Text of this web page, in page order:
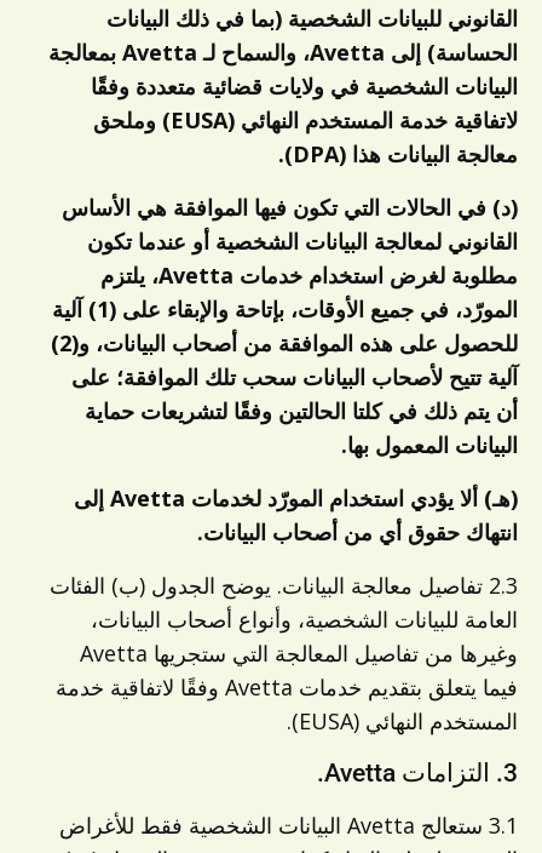
القانوني للبيانات الشخصية (بما في ذلك البيانات
الحساسة) إلى Avetta، والسماح لـ Avetta بمعالجة
البيانات الشخصية في ولايات قضائية متعددة وفقًا
لاتفاقية خدمة المستخدم النهائي (EUSA) وملحق
معالجة البيانات هذا (DPA).
(د) في الحالات التي تكون فيها الموافقة هي الأساس
القانوني لمعالجة البيانات الشخصية أو عندما تكون
مطلوبة لغرض استخدام خدمات Avetta، يلتزم
المورّد، في جميع الأوقات، بإتاحة والإبقاء على (1) آلية
للحصول على هذه الموافقة من أصحاب البيانات، و(2)
آلية تتيح لأصحاب البيانات سحب تلك الموافقة؛ على
أن يتم ذلك في كلتا الحالتين وفقًا لتشريعات حماية
البيانات المعمول بها.
(هـ) ألا يؤدي استخدام المورّد لخدمات Avetta إلى
انتهاك حقوق أي من أصحاب البيانات.
2.3 تفاصيل معالجة البيانات. يوضح الجدول (ب) الفئات
العامة للبيانات الشخصية، وأنواع أصحاب البيانات،
وغيرها من تفاصيل المعالجة التي ستجريها Avetta
فيما يتعلق بتقديم خدمات Avetta وفقًا لاتفاقية خدمة
المستخدم النهائي (EUSA).
3. التزامات Avetta.
3.1 ستعالج Avetta البيانات الشخصية فقط للأغراض